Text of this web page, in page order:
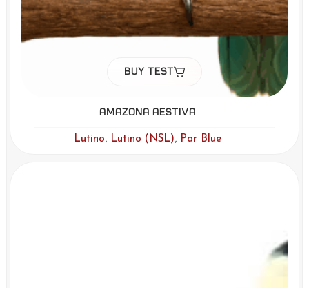
Amazona Aestiva
Lutino , Lutino (NSL) , Par Blue
Buy Test